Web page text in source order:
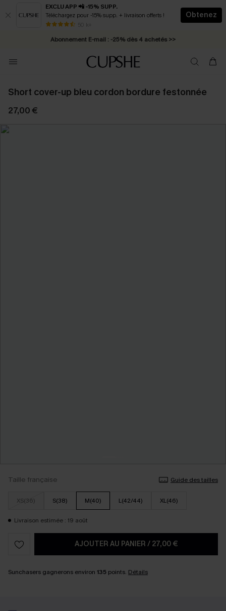
EXCLU APP 📲 -15% SUPP.
Téléchargez pour -15% supp. + livraison offerts !
50 k+
Obtenez
* Livraison éclair 2-3 jours ouvrés >>
Abonnement E-mail : -25% dès 4 achetés >>
Short cover-up bleu cordon bordure festonnée
27,00 €
Taille française Guide des tailles
XS(36) S(38) M(40) L(42/44) XL(46)
Livraison estimée : 19 août
AJOUTER AU PANIER / 27,00 €
Sunchasers gagnerons environ 135 points. Détails